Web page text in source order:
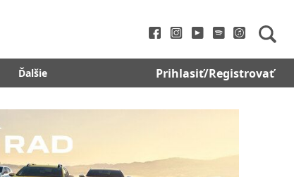
Ďalšie Prihlasiť/Registrovať